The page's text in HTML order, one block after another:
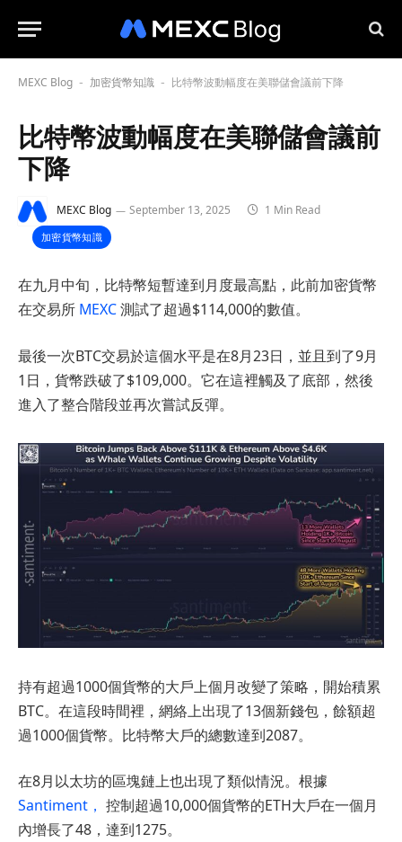
MEXC Blog - 加密貨幣知識 - 比特幣波動幅度在美聯儲會議前下降
比特幣波動幅度在美聯儲會議前
下降
MEXC Blog September 13, 2025 1 Min Read
加密貨幣知識
在九月中旬，比特幣短暫達到月度最高點，此前加密貨幣
在交易所 MEXC測試了超過$114,000的數值。
最後一次BTC交易於這個水平是在8月23日，並且到了9月
1日，貨幣跌破了$109,000。它在這裡觸及了底部，然後
進入了整合階段並再次嘗試反彈。
持有超過1000個貨幣的大戶上個月改變了策略，開始積累
BTC。在這段時間裡，網絡上出現了13個新錢包，餘額超
過1000個貨幣。比特幣大戶的總數達到2087。
在8月以太坊的區塊鏈上也出現了類似情況。根據
Santiment， 控制超過10,000個貨幣的ETH大戶在一個月
內增長了48，達到1275。